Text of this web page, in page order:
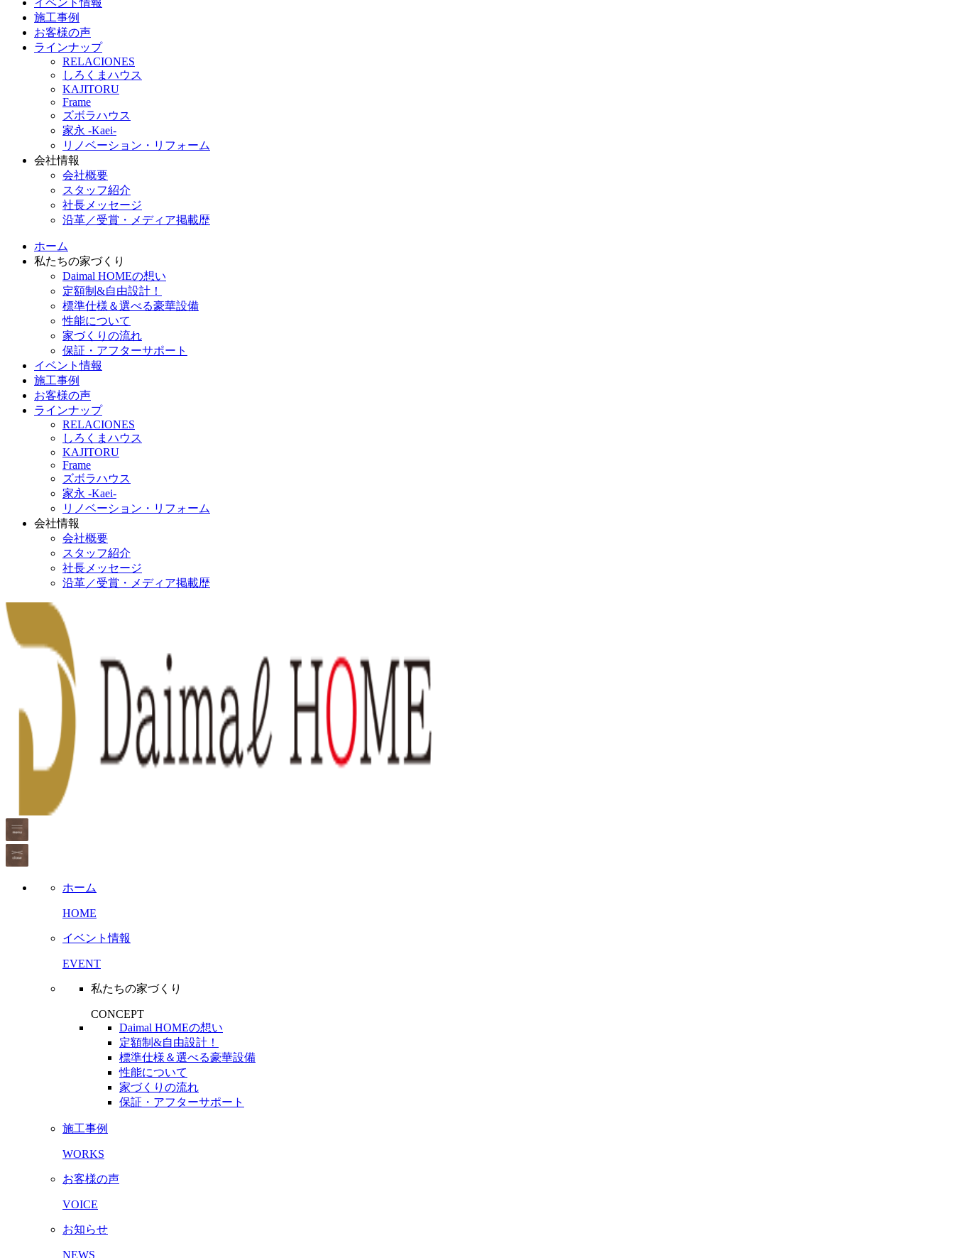
イベント情報
施工事例
お客様の声
ラインナップ
RELACIONES
しろくまハウス
KAJITORU
Frame
ズボラハウス
家永 -Kaei-
リノベーション・リフォーム
会社情報
会社概要
スタッフ紹介
社長メッセージ
沿革／受賞・メディア掲載歴
ホーム
私たちの家づくり
Daimal HOMEの想い
定額制&自由設計！
標準仕様＆選べる豪華設備
性能について
家づくりの流れ
保証・アフターサポート
イベント情報
施工事例
お客様の声
ラインナップ
RELACIONES
しろくまハウス
KAJITORU
Frame
ズボラハウス
家永 -Kaei-
リノベーション・リフォーム
会社情報
会社概要
スタッフ紹介
社長メッセージ
沿革／受賞・メディア掲載歴
ホーム
HOME
イベント情報
EVENT
私たちの家づくり
CONCEPT
Daimal HOMEの想い
定額制&自由設計！
標準仕様＆選べる豪華設備
性能について
家づくりの流れ
保証・アフターサポート
施工事例
WORKS
お客様の声
VOICE
お知らせ
NEWS